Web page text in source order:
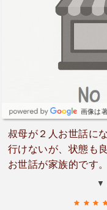
画像は
叔母が２人お世話に
行けないが、状態も
お世話が家族的です
こなら心配なく、安▼